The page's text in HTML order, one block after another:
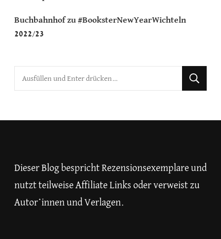
Buchbahnhofzu #BooksterNewYearWichteln
2022/23
Suchst
du
Dieser Blog bespricht Rezensionsexemplare und
nutzt teilweise Affiliate Links oder verweist zu
Autor*innen und Verlagen.